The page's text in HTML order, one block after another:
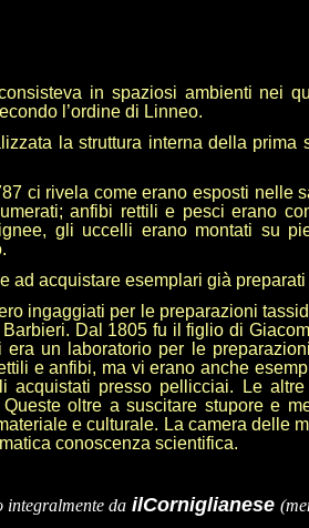
in spaziosi ambienti nei
l’ordine di Linneo.
la struttura interna della
ci rivela come erano esposti nelle
anfibi rettili e pesci erano
gli uccelli erano montati su
ad acquistare esemplari già
ingaggiati per le preparazioni
Dal 1805 fu il figlio di
un laboratorio per le
e anfibi, ma vi erano anche
acquistati presso pellicciai. Le
oltre a suscitare stupore e
e culturale. La camera delle
conoscenza scientifica.
integralmente da ilCorniglianese